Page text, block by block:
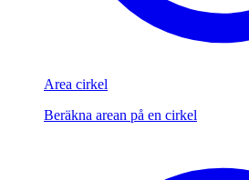
Area cirkel
Beräkna arean på en cirkel